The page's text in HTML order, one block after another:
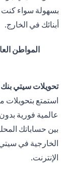
بسهولة سواء كنت
أبنائك في الخارج.
المواطن
تحويلات سيتي بنك
استمتع بتحويلات
عالمية فورية
بين حساباتك
الخارجية في
الإنترنت.